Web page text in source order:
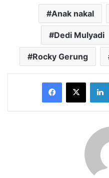
Anak nakal
Dedi Mulyadi
Rocky Gerung
Facebook
X